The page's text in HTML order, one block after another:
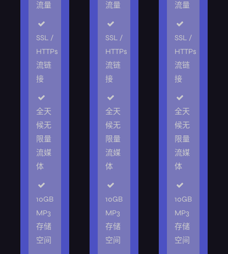
流量
SSL /
HTTPs
流链
接
全天
候无
限量
流媒
体
10GB
MP3
存储
空间
流量
SSL /
HTTPs
流链
接
全天
候无
限量
流媒
体
10GB
MP3
存储
空间
流量
SSL /
HTTPs
流链
接
全天
候无
限量
流媒
体
10GB
MP3
存储
空间